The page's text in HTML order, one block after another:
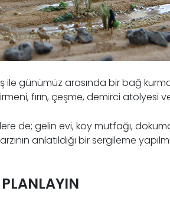
ile günümüz arasında bir bağ
fırın, çeşme, demirci atölyesi
de; gelin evi, köy mutfağı,
anlatıldığı bir sergileme